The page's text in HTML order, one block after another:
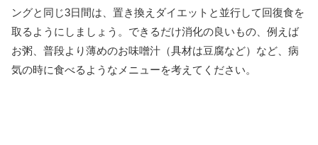
ングと同じ3日間は、置き換えダイエットと並行して回復食を
取るようにしましょう。できるだけ消化の良いもの、例えば
お粥、普段より薄めのお味噌汁（具材は豆腐など）など、病
気の時に食べるようなメニューを考えてください。